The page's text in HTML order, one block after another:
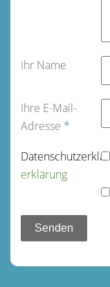
Ihr Name
Ihre E-Mail-
Adresse *
erklärung